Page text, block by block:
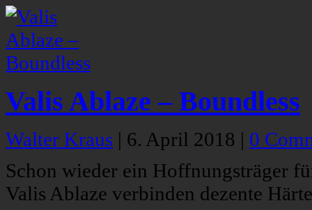
Valis Ablaze – Boundless
Walter Kraus | 6. April 2018 | 0
Schon wieder ein Hoffnungsträger
Valis Ablaze verbinden dezente